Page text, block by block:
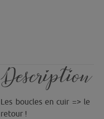
Description
Les boucles en cuir => le
retour !